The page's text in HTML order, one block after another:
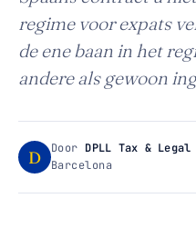
regime voor expats
de ene baan in het
andere als gewoon
D Door DPLL Tax & Legal
Barcelona